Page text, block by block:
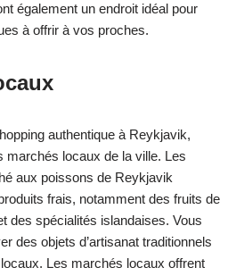
également un endroit idéal pour
à offrir à vos proches.
authentique à Reykjavik,
marchés locaux de la ville. Les
aux poissons de Reykjavik
frais, notamment des fruits de
des spécialités islandaises. Vous
des objets d’artisanat traditionnels
Les marchés locaux offrent